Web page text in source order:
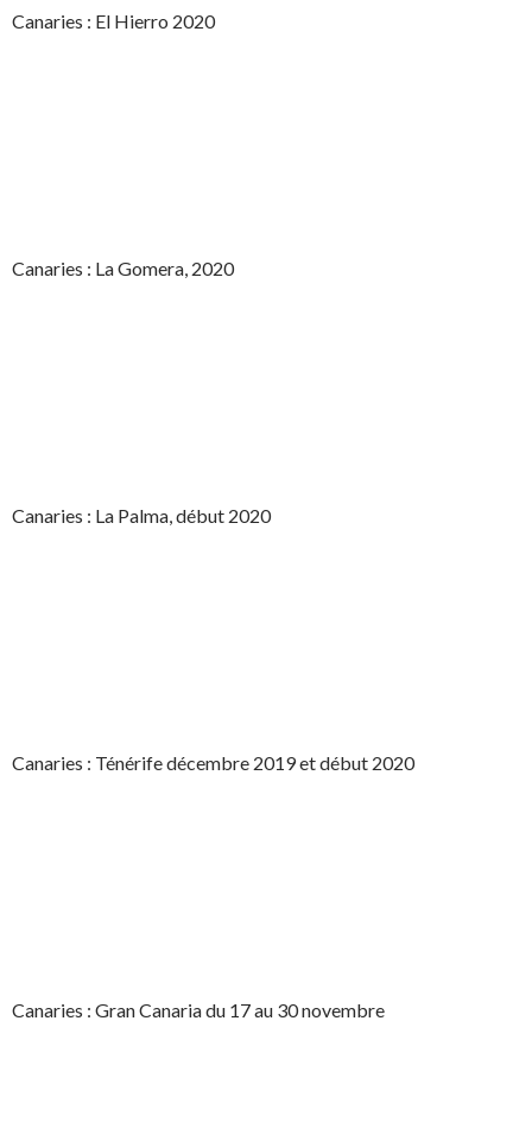
Canaries : El Hierro 2020
Canaries : La Gomera, 2020
Canaries : La Palma, début 2020
Canaries : Ténérife décembre 2019 et début 2020
Canaries : Gran Canaria du 17 au 30 novembre